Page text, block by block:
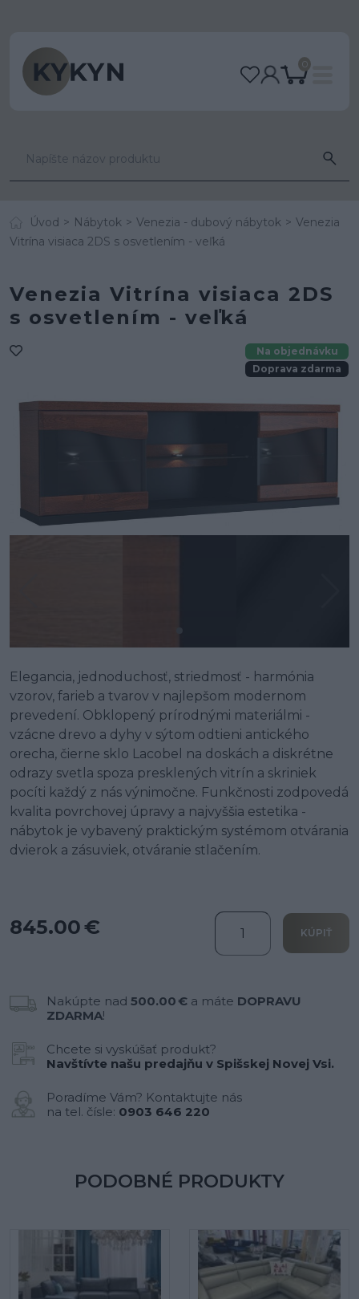
0
Úvod Nábytok Venezia - dubový nábytok
Venezia
Vitrína visiaca 2DS s osvetlením - veľká
Venezia Vitrína visiaca 2DS
s osvetlením - veľká
Na objednávku
Doprava zdarma
Elegancia, jednoduchosť, striedmosť - harmónia
vzorov, farieb a tvarov v najlepšom modernom
prevedení. Obklopený prírodnými materiálmi -
vzácne drevo a dyhy v sýtom odtieni antického
orecha, čierne sklo Lacobel na doskách a diskrétne
odrazy svetla spoza presklených vitrín a skriniek
pocíti každý z nás výnimočne. Funkčnosti zodpovedá
kvalita povrchovej úpravy a najvyššia estetika -
nábytok je vybavený praktickým systémom otvárania
dvierok a zásuviek, otváranie stlačením.
845.00 € KÚPIŤ
Nakúpte nad 500.00 € a máte DOPRAVU
ZDARMA!
Chcete si vyskúšať produkt?
Navštívte našu predajňu v Spišskej Novej Vsi.
Poradíme Vám? Kontaktujte nás
na tel. čísle: 0903 646 220
PODOBNÉ PRODUKTY